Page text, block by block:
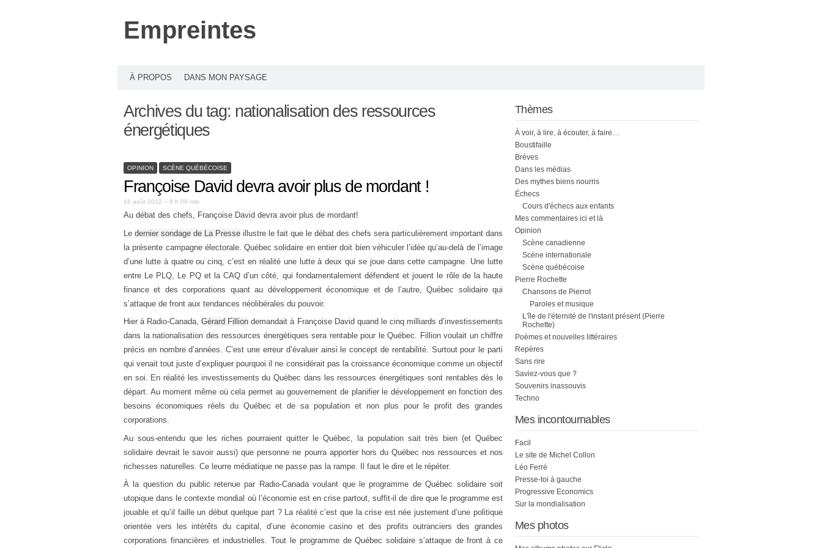
Empreintes
À PROPOS DANS MON PAYSAGE
Archives du tag: nationalisation des ressources
énergétiques
OPINION SCÈNE QUÉBÉCOISE
Françoise David devra avoir plus de mordant !
16 août 2012 – 9 h 09 min
Au débat des chefs, Françoise David devra avoir plus de mordant!
Le dernier sondage de La Presse illustre le fait que le débat des chefs sera particulièrement important dans
la présente campagne électorale. Québec solidaire en entier doit bien véhiculer l’idée qu’au-delà de l’image
d’une lutte à quatre ou cinq, c’est en réalité une lutte à deux qui se joue dans cette campagne. Une lutte
entre Le PLQ, Le PQ et la CAQ d’un côté, qui fondamentalement défendent et jouent le rôle de la haute
finance et des corporations quant au développement économique et de l’autre, Québec solidaire qui
s’attaque de front aux tendances néolibérales du pouvoir.
Hier à Radio-Canada,Gérard Fillion demandait à Françoise David quand le cinq milliards d’investissements
dans la nationalisation des ressources énergétiques sera rentable pour le Québec. Fillion voulait un chiffre
précis en nombre d’années. C’est une erreur d’évaluer ainsi le concept de rentabilité. Surtout pour le parti
qui venait tout juste d’expliquer pourquoi il ne considérait pas la croissance économique comme un objectif
en soi. En réalité les investissements du Québec dans les ressources énergétiques sont rentables dès le
départ. Au moment même où cela permet au gouvernement de planifier le développement en fonction des
besoins économiques réels du Québec et de sa population et non plus pour le profit des grandes
corporations.
Au sous-entendu que les riches pourraient quitter le Québec, la population sait très bien (et Québec
solidaire devrait le savoir aussi) que personne ne pourra apporter hors du Québec nos ressources et nos
richesses naturelles. Ce leurre médiatique ne passe pas la rampe. Il faut le dire et le répéter.
À la question du public retenue par Radio-Canada voulant que le programme de Québec solidaire soit
utopique dans le contexte mondial où l’économie est en crise partout, suffit-il de dire que le programme est
jouable et qu’il faille un début quelque part ? La réalité c’est que la crise est née justement d’une politique
orientée vers les intérêts du capital, d’une économie casino et des profits outranciers des grandes
corporations financières et industrielles. Tout le programme de Québec solidaire s’attaque de front à ce
Thèmes
À voir, à lire, à écouter, à faire…
Boustifaille
Brèves
Dans les médias
Des mythes biens nourris
Échecs
Cours d'échecs aux enfants
Mes commentaires ici et là
Opinion
Scène canadienne
Scène internationale
Scène québécoise
Pierre Rochette
Chansons de Pierrot
Paroles et musique
L'île de l'éternité de l'instant présent (Pierre
Rochette)
Poèmes et nouvelles littéraires
Repères
Sans rire
Saviez-vous que ?
Souvenirs inassouvis
Techno
Mes incontournables
Facil
Le site de Michel Collon
Léo Ferré
Presse-toi à gauche
Progressive Economics
Sur la mondialisation
Mes photos